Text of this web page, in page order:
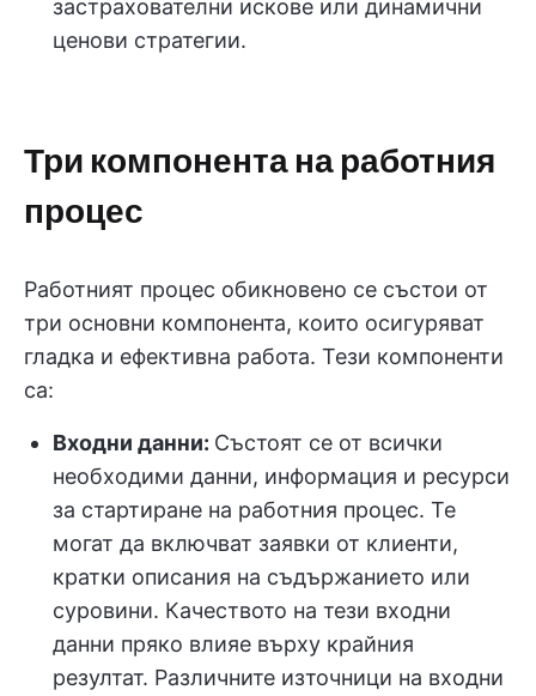
застрахователни искове или динамични
ценови стратегии.
Три компонента на работния
процес
Работният процес обикновено се състои от
три основни компонента, които осигуряват
гладка и ефективна работа. Тези компоненти
са:
Входни данни: Състоят се от всички
необходими данни, информация и ресурси
за стартиране на работния процес. Те
могат да включват заявки от клиенти,
кратки описания на съдържанието или
суровини. Качеството на тези входни
данни пряко влияе върху крайния
резултат. Различните източници на входни